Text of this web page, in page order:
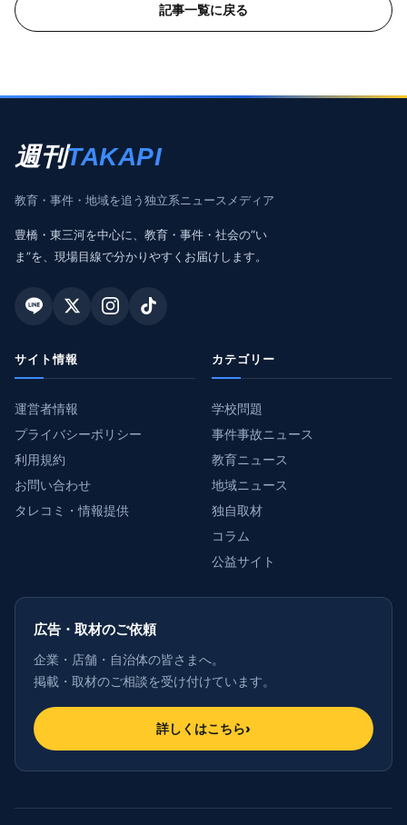
記事一覧に戻る
週刊TAKAPI
教育・事件・地域を追う独立系ニュースメディア
豊橋・東三河を中心に、教育・事件・社会の“い
ま”を、現場目線で分かりやすくお届けします。
サイト情報
運営者情報
プライバシーポリシー
利用規約
お問い合わせ
タレコミ・情報提供
カテゴリー
学校問題
事件事故ニュース
教育ニュース
地域ニュース
独自取材
コラム
公益サイト
広告・取材のご依頼
企業・店舗・自治体の皆さまへ。
掲載・取材のご相談を受け付けています。
詳しくはこちら›